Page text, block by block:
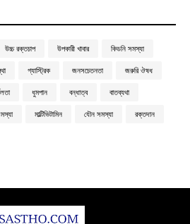
উচ্চ রক্তচাপ উপকারী খাবার
কিডনি সমস্যা
গ্যাস্ট্রিক জনসচেতনতা
জরুরি ঔষধ
ধুমপান বন্ধাত্ব
বাতব্যথা
মাল্টিভিটামিন যৌন সমস্যা
রক্তদান